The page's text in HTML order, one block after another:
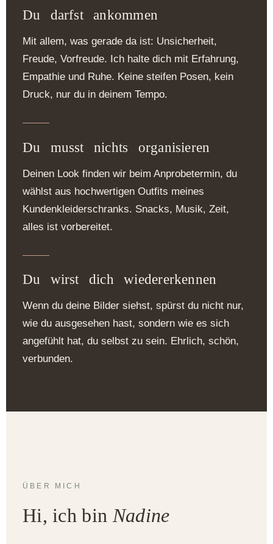
Du darfst ankommen
Mit allem, was gerade da ist: Unsicherheit,
Freude, Vorfreude. Ich halte dich mit Erfahrung,
Empathie und Ruhe. Keine steifen Posen, kein
Druck, nur du in deinem Tempo.
Du musst nichts organisieren
Deinen Look finden wir beim Anprobetermin, du
wählst aus hochwertigen Outfits meines
Kundenkleiderschranks. Snacks, Musik, Zeit,
alles ist vorbereitet.
Du wirst dich wiedererkennen
Wenn du deine Bilder siehst, spürst du nicht nur,
wie du ausgesehen hast, sondern wie es sich
angefühlt hat, du selbst zu sein. Ehrlich, schön,
verbunden.
ÜBER MICH
Hi, ich bin Nadine